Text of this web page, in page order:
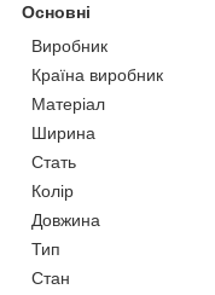
Основні
Виробник
Країна виробник
Матеріал
Ширина
Стать
Колір
Довжина
Тип
Стан